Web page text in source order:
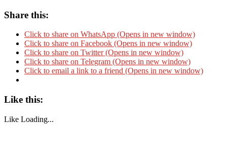
Share this:
Click to share on WhatsApp (Opens in new window)
Click to share on Facebook (Opens in new window)
Click to share on Twitter (Opens in new window)
Click to share on Telegram (Opens in new window)
Click to email a link to a friend (Opens in new window)
Like this:
Like Loading...